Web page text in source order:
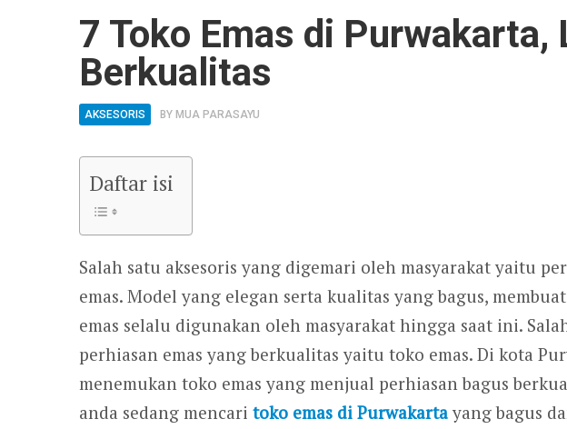
7 Toko Emas di Purwakarta,
Berkualitas
AKSESORIS BY MUA PARASAYU
Daftar isi
Salah satu aksesoris yang digemari oleh masyarakat yaitu
emas. Model yang elegan serta kualitas yang bagus,
emas selalu digunakan oleh masyarakat hingga saat ini.
perhiasan emas yang berkualitas yaitu toko emas. Di kota
menemukan toko emas yang menjual perhiasan bagus
anda sedang mencari toko emas di Purwakarta yang bagus